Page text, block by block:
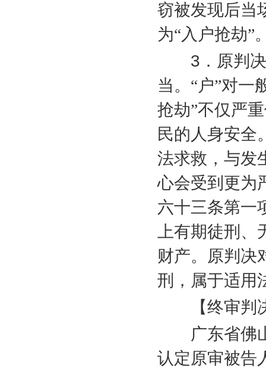
窃被发现后当
为“入户抢劫”
3 ．原判
当。“户”对一
抢劫”不仅严
民的人身安全
法求救，与发
心会受到更为
六十三条第一
上有期徒刑
财产。原判决
刑，属于适用
【终审判
广东省佛山
认定原审被告